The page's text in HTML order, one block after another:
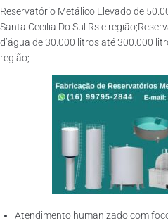
Reservatório Metálico Elevado de
Santa Cecilia Do Sul Rs e
d’água de 30.000 litros até 300.000
região;
Atendimento humanizado com